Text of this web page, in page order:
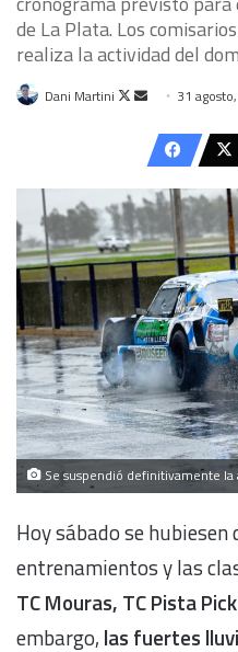
de La Plata. Los
realiza la actividad del
Dani Martini
Follow
Send
email
31
Se suspendió definitivamente la
Hoy sábado se
entrenamientos y las
TC Mouras, TC Pista
embargo, las fuertes